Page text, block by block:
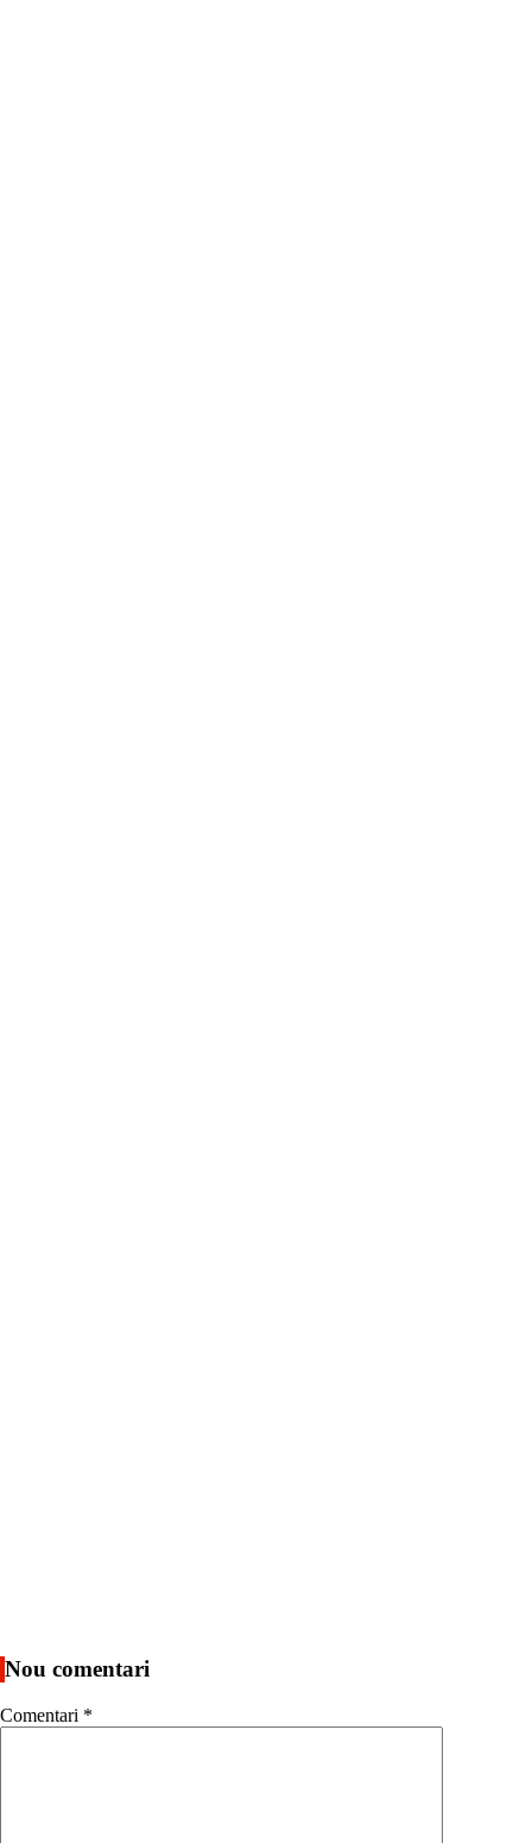
Nou comentari
Comentari *